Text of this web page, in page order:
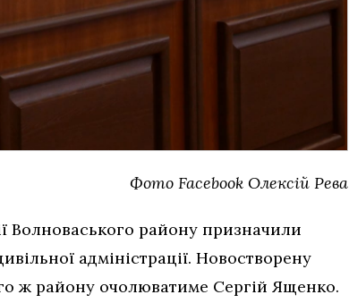
Фото Facebook Олексій Рева
Волноваського району призначили
адміністрації. Новостворену
ж району очолюватиме Сергій Ященко.